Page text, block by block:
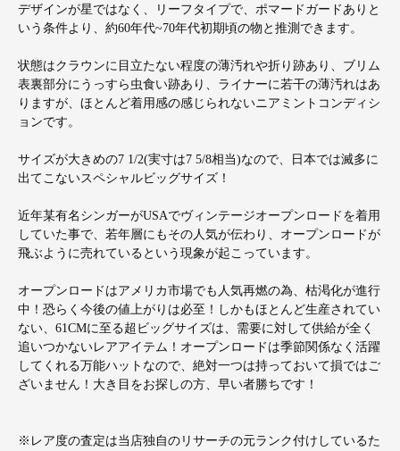
デザインが星ではなく、リーフタイプで、ポマードガードありと
いう条件より、約60年代~70年代初期頃の物と推測できます。
状態はクラウンに目立たない程度の薄汚れや折り跡あり、ブリム
表裏部分にうっすら虫食い跡あり、ライナーに若干の薄汚れはあ
りますが、ほとんど着用感の感じられないニアミントコンディシ
ョンです。
サイズが大きめの7 1/2(実寸は7 5/8相当)なので、日本では滅多に
出てこないスペシャルビッグサイズ！
近年某有名シンガーがUSAでヴィンテージオープンロードを着用
していた事で、若年層にもその人気が伝わり、オープンロードが
飛ぶように売れているという現象が起こっています。
オープンロードはアメリカ市場でも人気再燃の為、枯渇化が進行
中！恐らく今後の値上がりは必至！しかもほとんど生産されてい
ない、61CMに至る超ビッグサイズは、需要に対して供給が全く
追いつかないレアアイテム！オープンロードは季節関係なく活躍
してくれる万能ハットなので、絶対一つは持っておいて損ではご
ざいません！大き目をお探しの方、早い者勝ちです！
※レア度の査定は当店独自のリサーチの元ランク付けしているた